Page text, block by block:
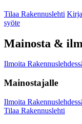
Tilaa Rakennuslehti
syöte
Mainosta &
Ilmoita
Mainostajalle
Ilmoita
Tilaa Rakennuslehti